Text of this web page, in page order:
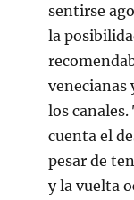
sentirse
la
venecianas
los
cuenta el
pesar de
y la vuelta